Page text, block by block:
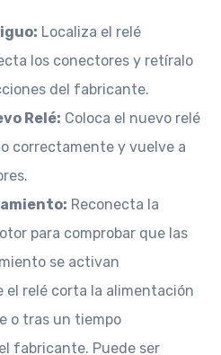
Localiza el relé
los conectores y retíralo
del fabricante.
Relé: Coloca el nuevo relé
correctamente y vuelve a
Reconecta la
para comprobar que las
se activan
relé corta la alimentación
o tras un tiempo
fabricante. Puede ser